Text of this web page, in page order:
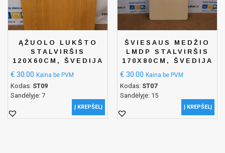
ĄŽUOLO LUKŠTO
STALVIRŠIS
120X60CM, ŠVEDIJA
€ 30.00 Kaina be PVM
Kodas: ST09
Sandėlyje: 7
Į KREPŠELĮ
ŠVIESAUS MEDŽIO
LMDP STALVIRŠIS
170X80CM, ŠVEDIJA
€ 30.00 Kaina be PVM
Kodas: ST07
Sandėlyje: 15
Į KREPŠELĮ